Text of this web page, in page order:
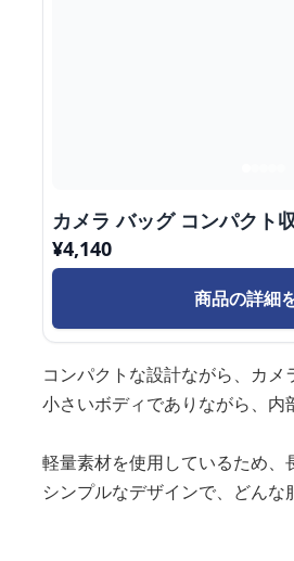
カメラ バッグ コンパクト
¥4,140
商品の詳細
コンパクトな設計ながら、カメ
小さいボディでありながら、内
軽量素材を使用しているため、
シンプルなデザインで、どんな